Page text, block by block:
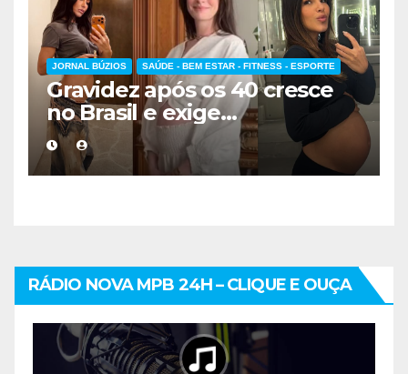
JORNAL BÚZIOS SAÚDE - BEM ESTAR - FITNESS - ESPORTE
Gravidez após os 40 cresce
no Brasil e exige
acompanhamento médico
mais cuidadoso
RÁDIO NOVA MPB 24H – CLIQUE E OUÇA